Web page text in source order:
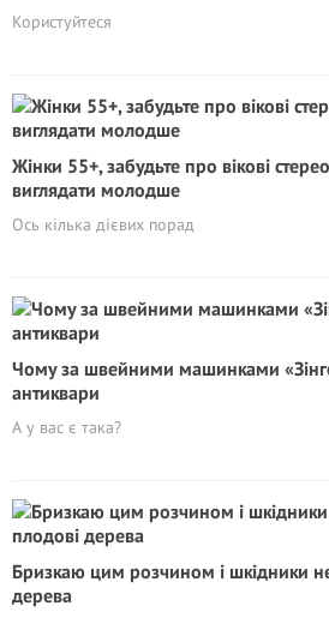
Користуйтеся
Жінки 55+, забудьте про вікові
виглядати молодше
Ось кілька дієвих порад
Чому за швейними машинками
антиквари
А у вас є така?
Бризкаю цим розчином і шкідники
дерева